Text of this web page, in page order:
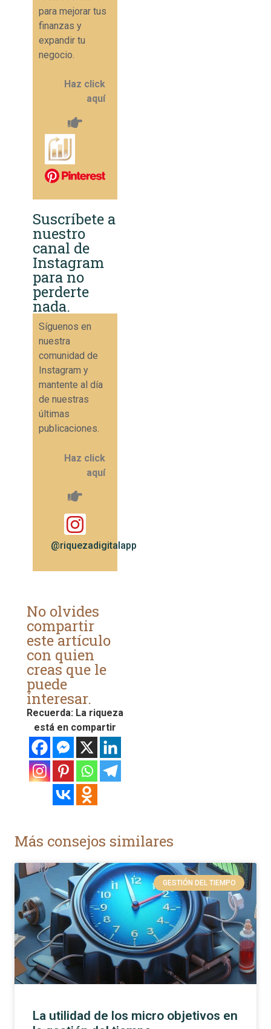
para mejorar tus
finanzas y
expandir tu
negocio.
Haz click
aquí
Suscríbete a
nuestro
canal de
Instagram
para no
perderte
nada.
Síguenos en
nuestra
comunidad de
Instagram y
mantente al día
de nuestras
últimas
publicaciones.
Haz click
aquí
@riquezadigitalapp
No olvides
compartir
este artículo
con quien
creas que le
puede
interesar.
Recuerda: La riqueza
está en compartir
Más consejos similares
GESTIÓN DEL TIEMPO
La utilidad de los micro objetivos en